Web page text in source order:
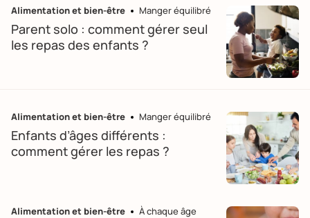
Alimentation et bien-être Manger équilibré
Parent solo : comment gérer seul
les repas des enfants ?
Alimentation et bien-être Manger équilibré
Enfants d’âges différents :
comment gérer les repas ?
Alimentation et bien-être À chaque âge